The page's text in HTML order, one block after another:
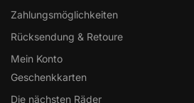
Zahlungsmöglichkeiten
Rücksendung & Retoure
Mein Konto
Geschenkkarten
Die nächsten Räder